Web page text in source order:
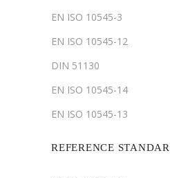
EN ISO 10545-3
EN ISO 10545-12
DIN 51130
EN ISO 10545-14
EN ISO 10545-13
REFERENCE